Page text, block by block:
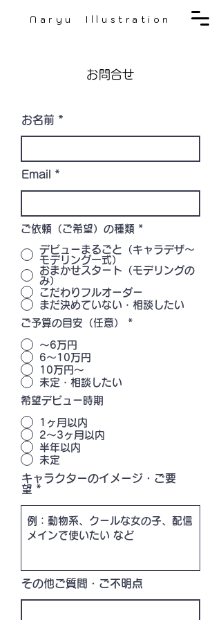
Naryu Illustration
お問合せ
お名前
Email
ご依頼（ご希望）の種類 *
デビューまるごと（キャラデザ〜
モデリング一式）
おまかせスタート（モデリングの
み）
こだわりフルオーダー
まだ決めていない・相談したい
ご予算の目安（任意）
*
〜6万円
6〜10万円
10万円〜
未定・相談したい
希望デビュー時期
1ヶ月以内
2〜3ヶ月以内
半年以内
未定
キャラクターのイメージ・ご要
望
その他ご質問・ご不明点